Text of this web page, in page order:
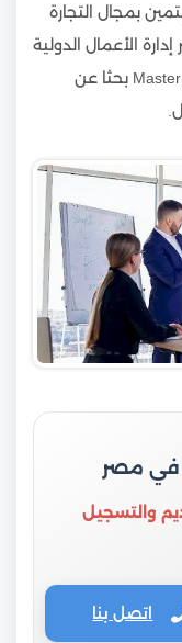
بمجال التجارة
الأعمال الدولية
Master of International Business Administration بحثا عن
في مصر
والتسجيل
اتصل بنا